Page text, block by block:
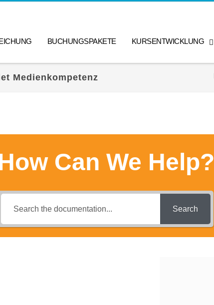
BUCHUNGSPAKETE KURSENTWICKLUNG
Medienkompetenz
Can We Help?
Search